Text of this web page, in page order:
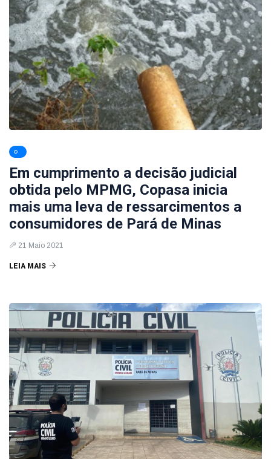
Em cumprimento a decisão judicial
obtida pelo MPMG, Copasa inicia
mais uma leva de ressarcimentos a
consumidores de Pará de Minas
21 Maio 2021
LEIA MAIS